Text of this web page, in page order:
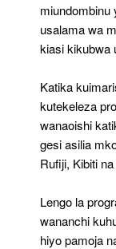
miundombinu
usalama wa
kiasi kikubwa
Katika
kutekeleza
wanaoishi
gesi asilia
Rufiji, Kibiti
Lengo la
wananchi
hiyo pamoja